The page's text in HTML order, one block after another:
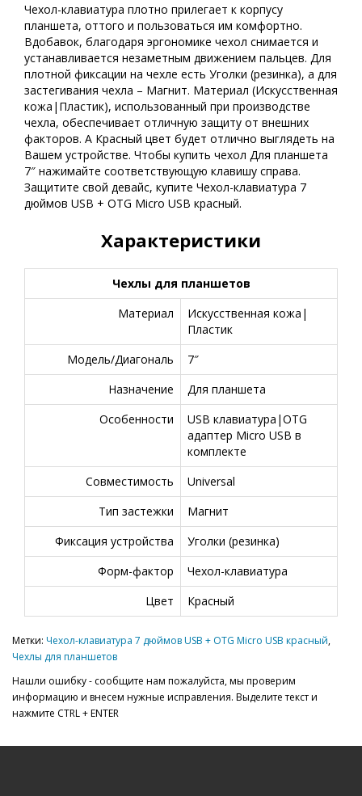
Чехол-клавиатура плотно прилегает к корпусу
планшета, оттого и пользоваться им комфортно.
Вдобавок, благодаря эргономике чехол снимается и
устанавливается незаметным движением пальцев. Для
плотной фиксации на чехле есть Уголки (резинка), а для
застегивания чехла – Магнит. Материал (Искусственная
кожа|Пластик), использованный при производстве
чехла, обеспечивает отличную защиту от внешних
факторов. А Красный цвет будет отлично выглядеть на
Вашем устройстве. Чтобы купить чехол Для планшета
7″ нажимайте соответствующую клавишу справа.
Защитите свой девайс, купите Чехол-клавиатура 7
дюймов USB + OTG Micro USB красный.
Характеристики
Чехлы для планшетов
Материал
Искусственная кожа|
Пластик
Модель/Диагональ
7″
Назначение
Для планшета
Особенности
USB клавиатура|OTG
адаптер Micro USB в
комплекте
Совместимость
Universal
Тип застежки
Магнит
Фиксация устройства
Уголки (резинка)
Форм-фактор
Чехол-клавиатура
Цвет
Красный
Метки: Чехол-клавиатура 7 дюймов USB + OTG Micro USB красный,
Чехлы для планшетов
Нашли ошибку - сообщите нам пожалуйста, мы проверим
информацию и внесем нужные исправления. Выделите текст и
нажмите CTRL + ENTER